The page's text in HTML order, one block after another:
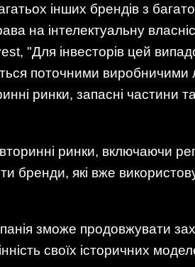
інших брендів з
на інтелектуальну
"Для інвесторів цей
поточними виробничими
ринки, запасні частини
ринки, включаючи
бренди, які вже
зможе продовжувати
своїх історичних